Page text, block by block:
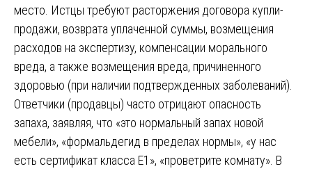
место. Истцы требуют расторжения договора купли-
продажи, возврата уплаченной суммы, возмещения
расходов на экспертизу, компенсации морального
вреда, а также возмещения вреда, причиненного
здоровью (при наличии подтвержденных заболеваний).
Ответчики (продавцы) часто отрицают опасность
запаха, заявляя, что «это нормальный запах новой
мебели», «формальдегид в пределах нормы», «у нас
есть сертификат класса E1», «проветрите комнату». В